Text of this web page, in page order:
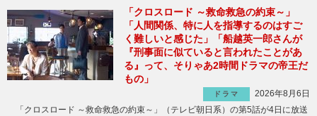
「クロスロード ～救命救急の約束～」
「人間関係、特に人を指導するのはすご
く難しいと感じた」「船越英一郎さんが
『刑事面に似ていると言われたことがあ
る』って、そりゃあ2時間ドラマの帝王だ
もの」
ドラマ
2026年8月6日
「クロスロード ～救命救急の約束～」（テレビ朝日系）の第5話が4日に放送